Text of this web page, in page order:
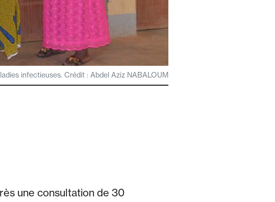
infectieuses. Crédit : Abdel Aziz NABALOUM
une consultation de 30